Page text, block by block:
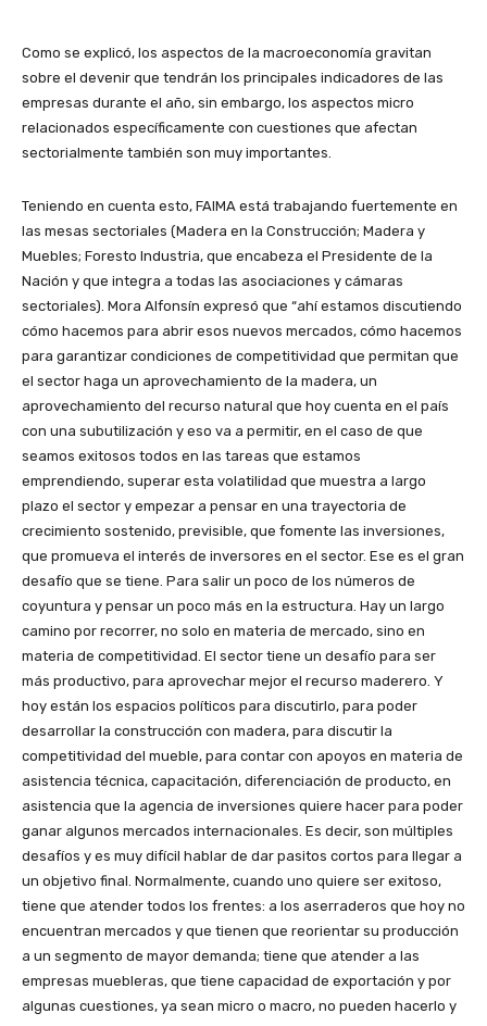
Como se explicó, los aspectos de la macroeconomía gravitan
sobre el devenir que tendrán los principales indicadores de las
empresas durante el año, sin embargo, los aspectos micro
relacionados específicamente con cuestiones que afectan
sectorialmente también son muy importantes.
Teniendo en cuenta esto, FAIMA está trabajando fuertemente en
las mesas sectoriales (Madera en la Construcción; Madera y
Muebles; Foresto Industria, que encabeza el Presidente de la
Nación y que integra a todas las asociaciones y cámaras
sectoriales). Mora Alfonsín expresó que “ahí estamos discutiendo
cómo hacemos para abrir esos nuevos mercados, cómo hacemos
para garantizar condiciones de competitividad que permitan que
el sector haga un aprovechamiento de la madera, un
aprovechamiento del recurso natural que hoy cuenta en el país
con una subutilización y eso va a permitir, en el caso de que
seamos exitosos todos en las tareas que estamos
emprendiendo, superar esta volatilidad que muestra a largo
plazo el sector y empezar a pensar en una trayectoria de
crecimiento sostenido, previsible, que fomente las inversiones,
que promueva el interés de inversores en el sector. Ese es el gran
desafío que se tiene. Para salir un poco de los números de
coyuntura y pensar un poco más en la estructura. Hay un largo
camino por recorrer, no solo en materia de mercado, sino en
materia de competitividad. El sector tiene un desafío para ser
más productivo, para aprovechar mejor el recurso maderero. Y
hoy están los espacios políticos para discutirlo, para poder
desarrollar la construcción con madera, para discutir la
competitividad del mueble, para contar con apoyos en materia de
asistencia técnica, capacitación, diferenciación de producto, en
asistencia que la agencia de inversiones quiere hacer para poder
ganar algunos mercados internacionales. Es decir, son múltiples
desafíos y es muy difícil hablar de dar pasitos cortos para llegar a
un objetivo final. Normalmente, cuando uno quiere ser exitoso,
tiene que atender todos los frentes: a los aserraderos que hoy no
encuentran mercados y que tienen que reorientar su producción
a un segmento de mayor demanda; tiene que atender a las
empresas muebleras, que tiene capacidad de exportación y por
algunas cuestiones, ya sean micro o macro, no pueden hacerlo y